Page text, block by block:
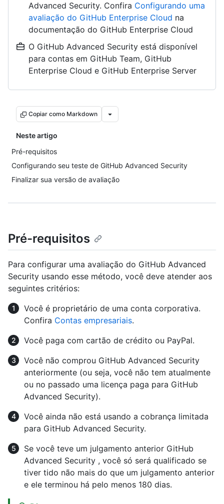
Advanced Security. Confira Configurando uma
avaliação do GitHub Enterprise Cloud na
documentação do GitHub Enterprise Cloud
O GitHub Advanced Security está disponível
para contas em GitHub Team, GitHub
Enterprise Cloud e GitHub Enterprise Server
Copiar como Markdown
Neste artigo
Pré-requisitos
Configurando seu teste de GitHub Advanced Security
Finalizar sua versão de avaliação
Pré-requisitos
Para configurar uma avaliação do GitHub Advanced
Security usando esse método, você deve atender aos
seguintes critérios:
Você é proprietário de uma conta corporativa.
Confira Contas empresariais.
Você paga com cartão de crédito ou PayPal.
Você não comprou GitHub Advanced Security
anteriormente (ou seja, você não tem atualmente
ou no passado uma licença paga para GitHub
Advanced Security).
Você ainda não está usando a cobrança limitada
para GitHub Advanced Security.
Se você teve um julgamento anterior GitHub
Advanced Security , você só será qualificado se
tiver tido não mais do que um julgamento anterior
e ele terminou há pelo menos 180 dias.